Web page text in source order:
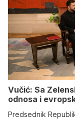
Vučić: Sa
odnosa i
Predsednik